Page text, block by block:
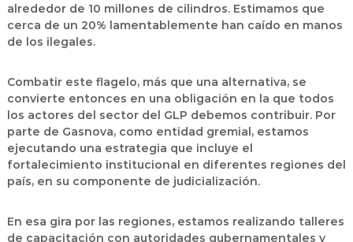
alrededor de 10 millones de cilindros. Estimamos que
cerca de un 20% lamentablemente han caído en manos
de los ilegales.
Combatir este flagelo, más que una alternativa, se
convierte entonces en una obligación en la que todos
los actores del sector del GLP debemos contribuir. Por
parte de Gasnova, como entidad gremial, estamos
ejecutando una estrategia que incluye el
fortalecimiento institucional en diferentes regiones del
país, en su componente de judicialización.
En esa gira por las regiones, estamos realizando talleres
de capacitación con autoridades gubernamentales y